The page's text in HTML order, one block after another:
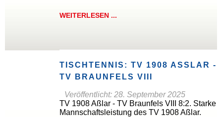
WEITERLESEN ...
TISCHTENNIS: TV 1908 ASSLAR - T
V BRAUNFELS VIII
Veröffentlicht: 28. September 2025
TV 1908 Aßlar - TV Braunfels VIII 8:2. Starke
Mannschaftsleistung des TV 1908 Aßlar.